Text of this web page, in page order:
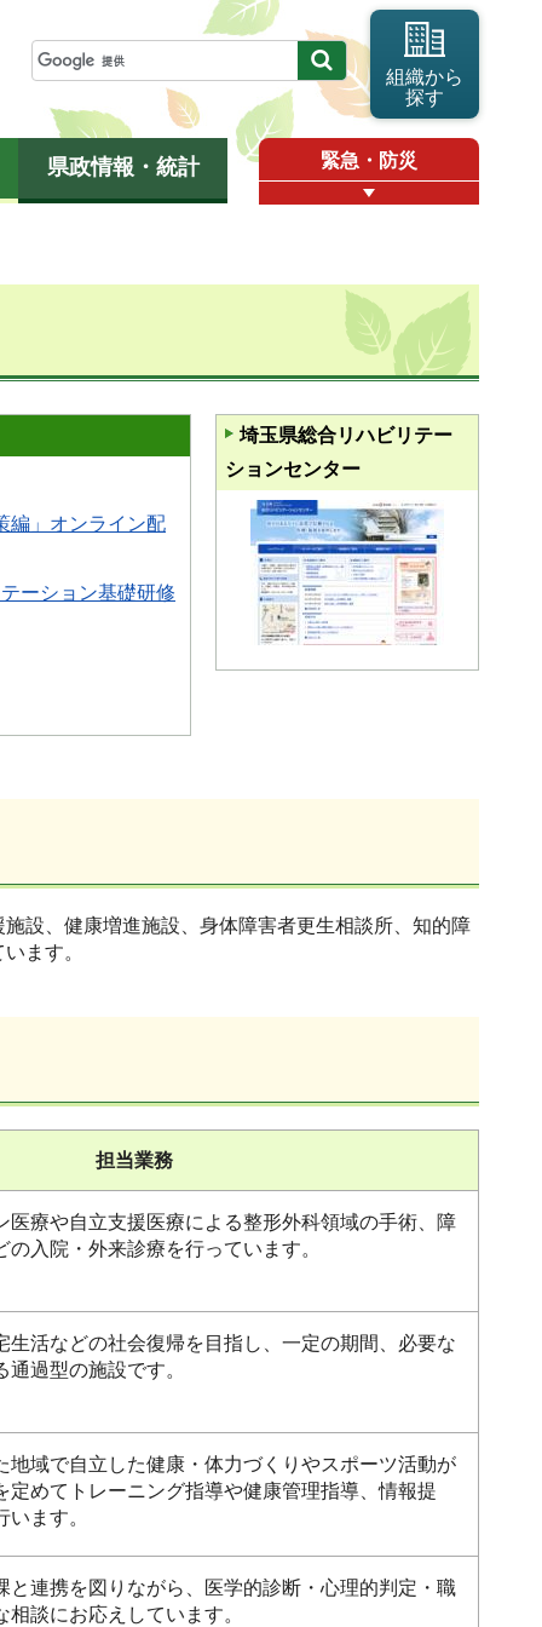
組織から
探す
県政情報・統計 緊急・防災
編」オンライン配
ーション基礎研修
埼玉県総合リハビリテー
ションセンター
設、健康増進施設、身体障害者更生相談所、知的障
ます。
担当業務
医療や自立支援医療による整形外科領域の手術、障
の入院・外来診療を行っています。
生活などの社会復帰を目指し、一定の期間、必要な
過型の施設です。
地域で自立した健康・体力づくりやスポーツ活動が
定めてトレーニング指導や健康管理指導、情報提
ます。
と連携を図りながら、医学的診断・心理的判定・職
談にお応えしています。